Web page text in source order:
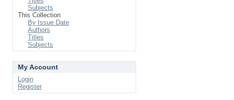
Subjects
This Collection
By Issue Date
Authors
Titles
Subjects
My Account
Login
Register